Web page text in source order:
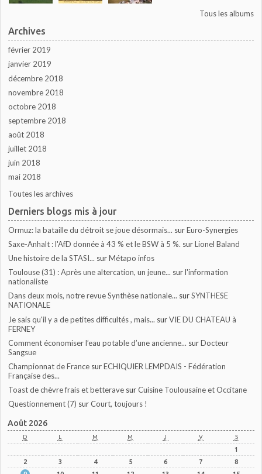
Tous les albums
Archives
février 2019
janvier 2019
décembre 2018
novembre 2018
octobre 2018
septembre 2018
août 2018
juillet 2018
juin 2018
mai 2018
Toutes les archives
Derniers blogs mis à jour
Ormuz: la bataille du détroit se joue désormais... surEuro-Synergies
Saxe-Anhalt : l'AfD donnée à 43 % et le BSW à 5 %. surLionel Baland
Une histoire de la STASI... surMétapo infos
Toulouse (31) : Après une altercation, un jeune... surl'information
nationaliste
Dans deux mois, notre revue Synthèse nationale... surSYNTHESE
NATIONALE
Je sais qu'il y a de petites difficultés , mais... surVIE DU CHATEAU à
FERNEY
Comment économiser l’eau potable d’une ancienne... surDocteur
Sangsue
Championnat de France surECHIQUIER LEMPDAIS - Fédération
Française des...
Toast de chèvre frais et betterave surCuisine Toulousaine et Occitane
Questionnement (7) surCourt, toujours !
Août 2026
D L M M J V S
1
2
3 4 5 6 7
8